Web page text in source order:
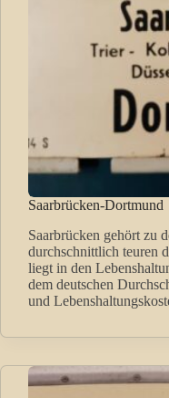
Saarbrücken-Dortmund
Saarbrücken gehört zu
durchschnittlich teuren
liegt in den
dem deutschen
und